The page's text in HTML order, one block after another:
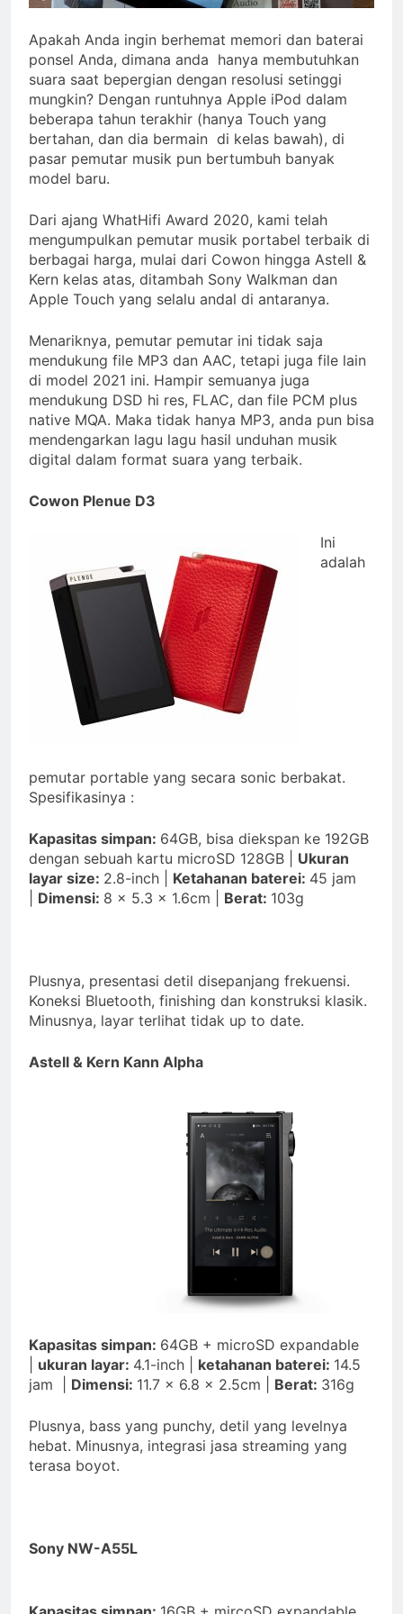
Apakah Anda ingin berhemat memori dan baterai
ponsel Anda, dimana anda hanya membutuhkan
suara saat bepergian dengan resolusi setinggi
mungkin? Dengan runtuhnya Apple iPod dalam
beberapa tahun terakhir (hanya Touch yang
bertahan, dan dia bermain di kelas bawah), di
pasar pemutar musik pun bertumbuh banyak
model baru.
Dari ajang WhatHifi Award 2020, kami telah
mengumpulkan pemutar musik portabel terbaik di
berbagai harga, mulai dari Cowon hingga Astell &
Kern kelas atas, ditambah Sony Walkman dan
Apple Touch yang selalu andal di antaranya.
Menariknya, pemutar pemutar ini tidak saja
mendukung file MP3 dan AAC, tetapi juga file lain
di model 2021 ini. Hampir semuanya juga
mendukung DSD hi res, FLAC, dan file PCM plus
native MQA. Maka tidak hanya MP3, anda pun bisa
mendengarkan lagu lagu hasil unduhan musik
digital dalam format suara yang terbaik.
Cowon Plenue D3
Ini
adalah
pemutar portable yang secara sonic berbakat.
Spesifikasinya :
Kapasitas simpan: 64GB, bisa diekspan ke 192GB
dengan sebuah kartu microSD 128GB | Ukuran
layar size: 2.8-inch | Ketahanan baterei: 45 jam
Dimensi: 8 x 5.3 x 1.6cm | Berat: 103g
Plusnya, presentasi detil disepanjang frekuensi.
Koneksi Bluetooth, finishing dan konstruksi klasik.
Minusnya, layar terlihat tidak up to date.
Astell & Kern Kann Alpha
Kapasitas simpan: 64GB + microSD expandable
ukuran layar: 4.1-inch | ketahanan baterei: 14.5
jam | Dimensi: 11.7 x 6.8 x 2.5cm | Berat: 316g
Plusnya, bass yang punchy, detil yang levelnya
hebat. Minusnya, integrasi jasa streaming yang
terasa boyot.
Sony NW-A55L